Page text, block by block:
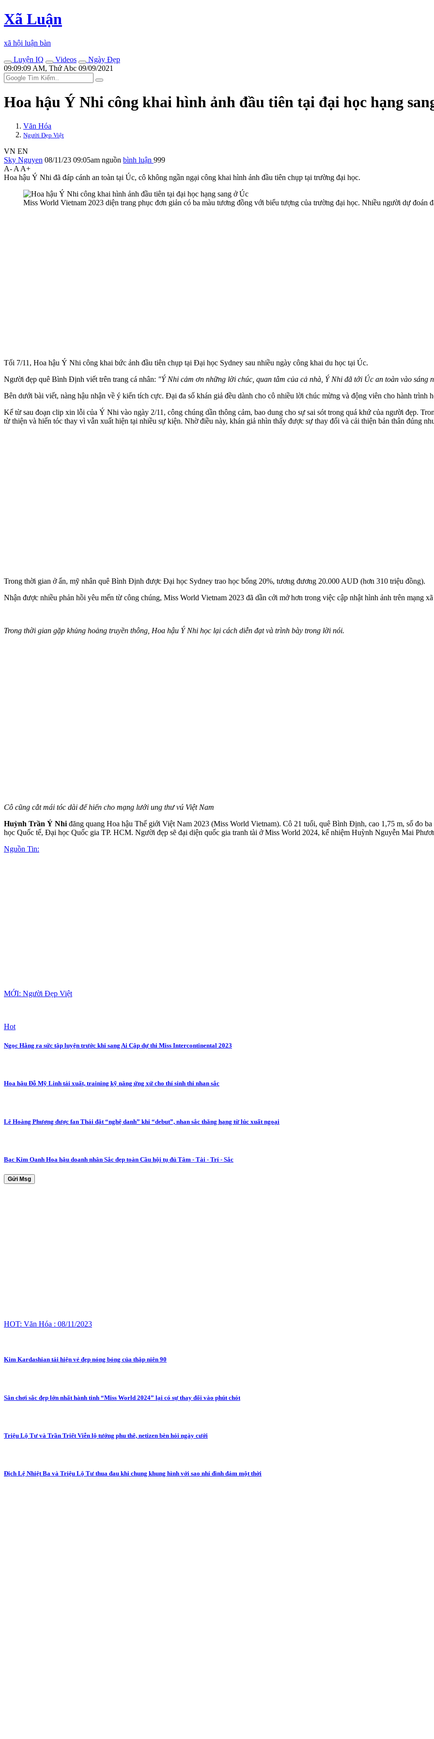
Xã Luận
xã hội luận bàn
Luyện IQ
Videos
Ngày Đẹp
09:09:09 AM, Thứ Abc 09/09/2021
Hoa hậu Ý Nhi công khai hình ảnh đầu tiên tại đại học hạng
Văn Hóa
Người Đẹp Việt
VN EN
Sky Nguyen 08/11/23 09:05am nguồn bình luận 999
A- A A+
Hoa hậu Ý Nhi đã đáp cánh an toàn tại Úc, cô không ngần ngại công khai hình ảnh đầu tiên chụp tại trường đại học.
Miss World Vietnam 2023 diện trang phục đơn giản có ba màu tương đồng với biểu tượng của trường đại học. Nhiều người dự đoán
Tối 7/11, Hoa hậu Ý Nhi công khai bức ảnh đầu tiên chụp tại Đại học Sydney sau nhiều ngày công khai du học tại Úc.
Người đẹp quê Bình Định viết trên trang cá nhân: "Ý Nhi cảm ơn những lời chúc, quan tâm của cả nhà, Ý Nhi đã tới Úc an toàn vào sáng
Bên dưới bài viết, nàng hậu nhận về ý kiến tích cực. Đại đa số khán giả đều dành cho cô nhiều lời chúc mừng và động viên cho hành trình
Kể từ sau đoạn clip xin lỗi của Ý Nhi vào ngày 2/11, công chúng dần thông cảm, bao dung cho sự sai sót trong quá khứ của người đẹp.
từ thiện và hiến tóc thay vì vẫn xuất hiện tại nhiều sự kiện. Nhờ điều này, khán giả nhìn thấy được sự thay đổi và cải thiện bản thân đúng
Trong thời gian ở ẩn, mỹ nhân quê Bình Định được Đại học Sydney trao học bổng 20%, tương đương 20.000 AUD (hơn 310 triệu đồng).
Nhận được nhiều phản hồi yêu mến từ công chúng, Miss World Vietnam 2023 đã dần cởi mở hơn trong việc cập nhật hình ảnh trên mạng
Trong thời gian gặp khủng hoảng truyền thông, Hoa hậu Ý Nhi học lại cách diễn đạt và trình bày trong lời nói.
Cô cũng cắt mái tóc dài để hiến cho mạng lưới ung thư v‌ú Việt Nam
Huỳnh Trần Ý Nhi đăng quang Hoa hậu Thế giới Việt Nam 2023 (Miss World Vietnam). Cô 21 tuổi, quê Bình Định, cao 1,75 m, số đo
học Quốc tế, Đại học Quốc gia TP. HCM. Người đẹp sẽ đại diện quốc gia tranh tài ở Miss World 2024, kế nhiệm Huỳnh Nguyễn Mai
Nguồn Tin:
MỚI: Người Đẹp Việt
Hot
Ngọc Hằng ra sức tập luyện trước khi sang Ai Cập dự thi Miss Intercontinental 2023
Hoa hậu Đỗ Mỹ Linh tái xuất, training kỹ năng ứng xử cho thí sinh thi nhan sắc
Lê Hoàng Phương được fan Thái đặt “nghệ danh” khi “debut”, nhan sắc thăng hạng từ lúc xuất ngoại
Bạc Kim Oanh Hoa hậu doanh nhân Sắc đẹp toàn Cầu hội tụ đủ Tâm - Tài - Trí - Sắc
Gửi Msg
HOT: Văn Hóa : 08/11/2023
Kim Kardashian tái hiện vẻ đẹp nóng bỏng của thập niên 90
Sân chơi sắc đẹp lớn nhất hành tinh “Miss World 2024” lại có sự thay đổi vào phút chót
Triệu Lộ Tư và Trần Triết Viễn lộ tướng phu thê, netizen bèn hỏi ngày cưới
Địch Lệ Nhiệt Ba và Triệu Lộ Tư thua đau khi chung khung hình với sao nhí đình đám một thời